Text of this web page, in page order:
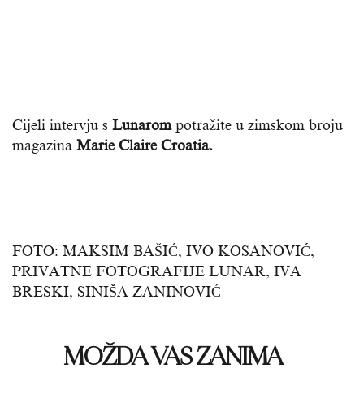
Cijeli intervju s Lunarompotražite u zimskom broju
magazina Marie Claire Croatia.
FOTO: MAKSIM BAŠIĆ, IVO KOSANOVIĆ,
PRIVATNE FOTOGRAFIJE LUNAR, IVA
BRESKI, SINIŠA ZANINOVIĆ
MOŽDA VAS ZANIMA